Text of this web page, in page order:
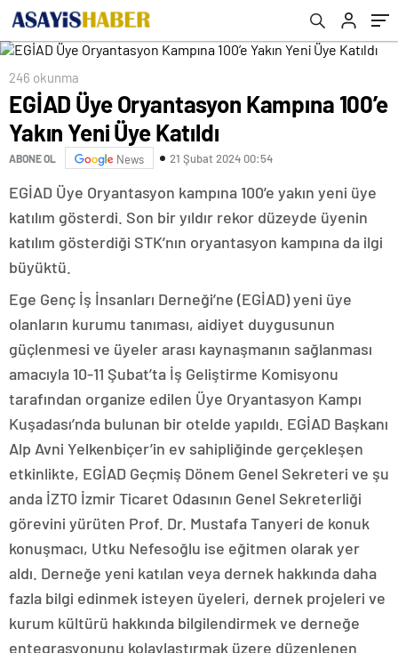
246 okunma
EGİAD Üye Oryantasyon Kampına 100’e
Yakın Yeni Üye Katıldı
ABONE OL News 21 Şubat 2024 00:54
EGİAD Üye Oryantasyon kampına 100’e yakın yeni üye
katılım gösterdi. Son bir yıldır rekor düzeyde üyenin
katılım gösterdiği STK’nın oryantasyon kampına da ilgi
büyüktü.
Ege Genç İş İnsanları Derneği’ne (EGİAD) yeni üye
olanların kurumu tanıması, aidiyet duygusunun
güçlenmesi ve üyeler arası kaynaşmanın sağlanması
amacıyla 10-11 Şubat’ta İş Geliştirme Komisyonu
tarafından organize edilen Üye Oryantasyon Kampı
Kuşadası’nda bulunan bir otelde yapıldı. EGİAD Başkanı
Alp Avni Yelkenbiçer’in ev sahipliğinde gerçekleşen
etkinlikte, EGİAD Geçmiş Dönem Genel Sekreteri ve şu
anda İZTO İzmir Ticaret Odasının Genel Sekreterliği
görevini yürüten Prof. Dr. Mustafa Tanyeri de konuk
konuşmacı, Utku Nefesoğlu ise eğitmen olarak yer
aldı. Derneğe yeni katılan veya dernek hakkında daha
fazla bilgi edinmek isteyen üyeleri, dernek projeleri ve
kurum kültürü hakkında bilgilendirmek ve derneğe
entegrasyonunu kolaylaştırmak üzere düzenlenen